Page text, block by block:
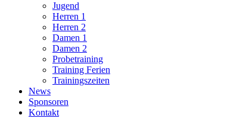
Jugend
Herren 1
Herren 2
Damen 1
Damen 2
Probetraining
Training Ferien
Trainingszeiten
News
Sponsoren
Kontakt